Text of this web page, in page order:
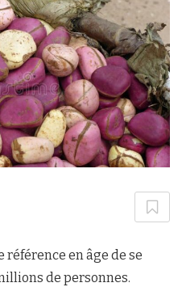
référence en âge de se
de personnes.